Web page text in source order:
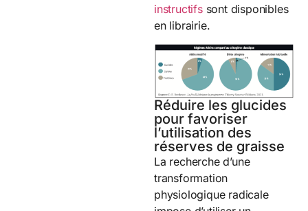
instructifs sont disponibles
en librairie.
Réduire les glucides
pour favoriser
l’utilisation des
réserves de graisse
La recherche d’une
transformation
physiologique radicale